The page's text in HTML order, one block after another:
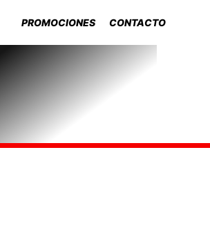
PROMOCIONES CONTACTO